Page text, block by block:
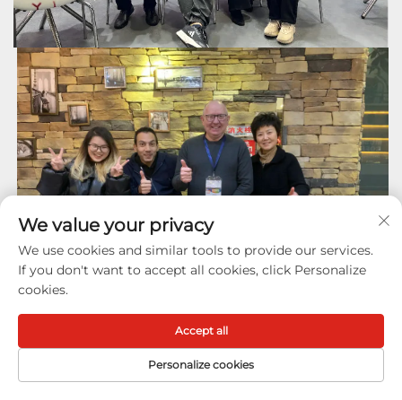
We value your privacy
We use cookies and similar tools to provide our services.
If you don't want to accept all cookies, click Personalize
cookies.
Personalize cookies
Accept all